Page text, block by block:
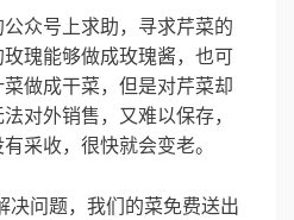
众号上求助，寻求芹菜的
瑰能够做成玫瑰酱，也可
做成干菜，但是对芹菜却
对外销售，又难以保存，
采收，很快就会变老。
决问题，我们的菜免费送出